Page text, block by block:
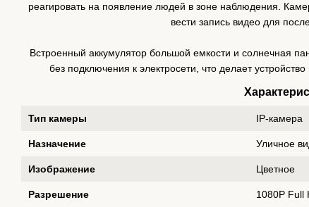
реагировать на появление людей в зоне наблюдения.
вести запись видео для
Встроенный аккумулятор большой емкости и солнечная
без подключения к электросети, что делает
Тип камеры IP-камера
Назначение Уличное
Изображение Цветное
Разрешение 1080P Full